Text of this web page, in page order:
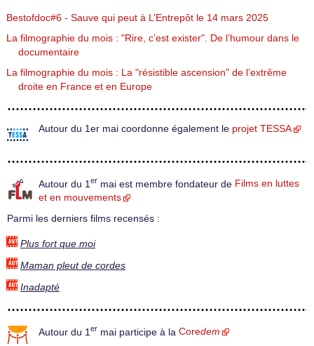
Bestofdoc#6 - Sauve qui peut à L’Entrepôt le 14 mars 2025
La filmographie du mois : "Rire, c’est exister". De l’humour dans le
documentaire
La filmographie du mois : La "résistible ascension" de l’extrême
droite en France et en Europe
Autour du 1er mai coordonne également le projet TESSA
Autour du 1 er mai est membre fondateur de Films en luttes
et en mouvements
Parmi les derniers films recensés :
Plus fort que moi
Maman pleut de cordes
Inadapté
Autour du 1 er mai participe à la Coredem